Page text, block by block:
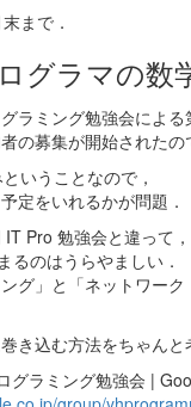
まで．
グラマの数
ラミング勉強会によ
の募集が開始されたの
いうことなので，
定をいれるかが問題．
Pro 勉強会と違って，
るのはうらやましい．
グ」と「ネットワー
き込む方法をちゃんと
グラミング勉強会 |